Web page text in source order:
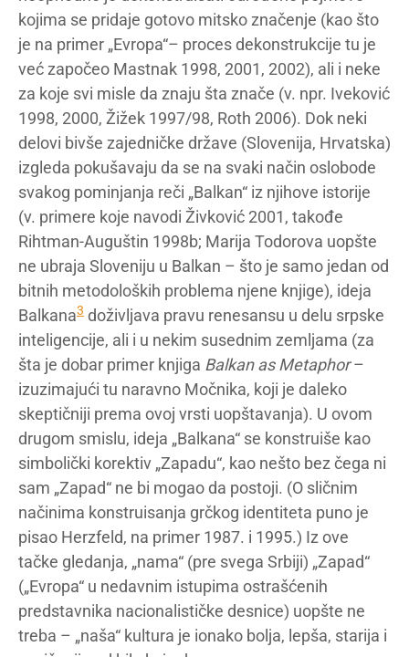
kojima se pridaje gotovo mitsko značenje (kao što
je na primer „Evropa“– proces dekonstrukcije tu je
već započeo Mastnak 1998, 2001, 2002), ali i neke
za koje svi misle da znaju šta znače (v. npr. Iveković
1998, 2000, Žižek 1997/98, Roth 2006). Dok neki
delovi bivše zajedničke države (Slovenija, Hrvatska)
izgleda pokušavaju da se na svaki način oslobode
svakog pominjanja reči „Balkan“ iz njihove istorije
(v. primere koje navodi Živković 2001, takođe
Rihtman-Auguštin 1998b; Marija Todorova uopšte
ne ubraja Sloveniju u Balkan – što je samo jedan od
bitnih metodoloških problema njene knjige), ideja
Balkana3 doživljava pravu renesansu u delu srpske
inteligencije, ali i u nekim susednim zemljama (za
šta je dobar primer knjiga Balkan as Metaphor–
izuzimajući tu naravno Močnika, koji je daleko
skeptičniji prema ovoj vrsti uopštavanja). U ovom
drugom smislu, ideja „Balkana“ se konstruiše kao
simbolički korektiv „Zapadu“, kao nešto bez čega ni
sam „Zapad“ ne bi mogao da postoji. (O sličnim
načinima konstruisanja grčkog identiteta puno je
pisao Herzfeld, na primer 1987. i 1995.) Iz ove
tačke gledanja, „nama“ (pre svega Srbiji) „Zapad“
(„Evropa“ u nedavnim istupima ostrašćenih
predstavnika nacionalističke desnice) uopšte ne
treba – „naša“ kultura je ionako bolja, lepša, starija i